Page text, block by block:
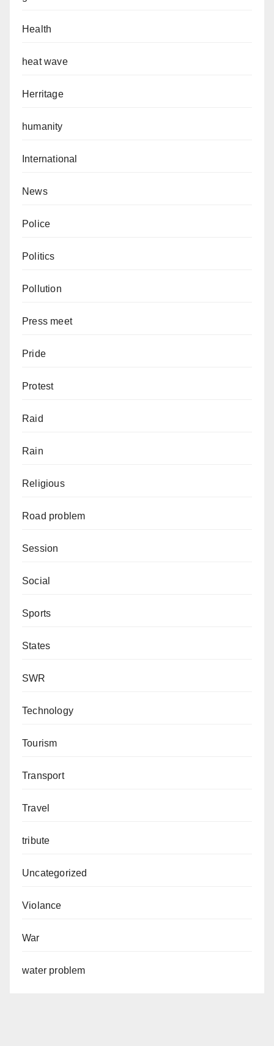
Health
heat wave
Herritage
humanity
International
News
Police
Politics
Pollution
Press meet
Pride
Protest
Raid
Rain
Religious
Road problem
Session
Social
Sports
States
SWR
Technology
Tourism
Transport
Travel
tribute
Uncategorized
Violance
War
water problem